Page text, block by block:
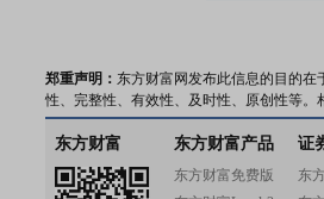
郑重声明： 东方财富网发布此信息的目的
性、完整性、有效性、及时性、原创性等。
东方财富 东方财富产品
东方财富免费版
证
东